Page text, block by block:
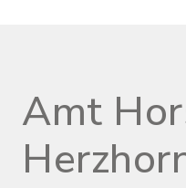
Amt